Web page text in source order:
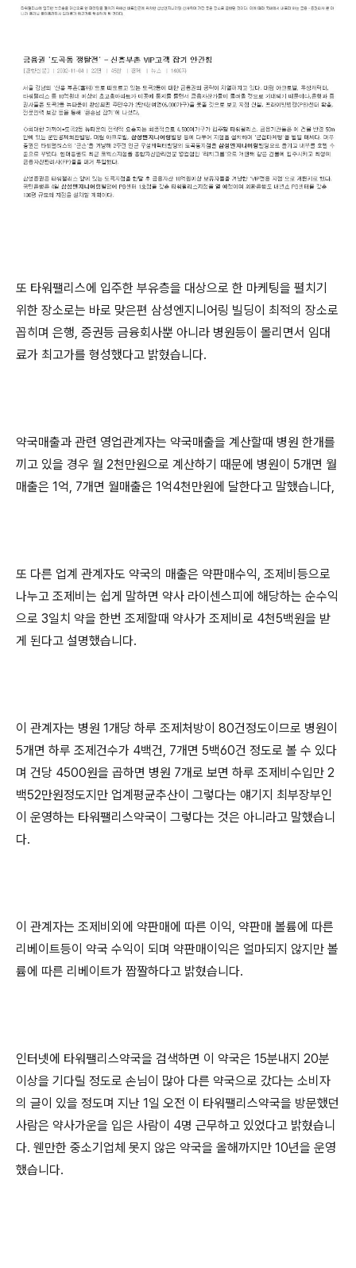
또 타워팰리스에 입주한 부유층을 대상으로 한 마케팅을 펼치기
위한 장소로는 바로 맞은편 삼성엔지니어링 빌딩이 최적의 장소로
꼽히며 은행, 증권등 금융회사뿐 아니라 병원등이 몰리면서 임대
료가 최고가를 형성했다고 밝혔습니다.
약국매출과 관련 영업관계자는 약국매출을 계산할때 병원 한개를
끼고 있을 경우 월 2천만원으로 계산하기 때문에 병원이 5개면 월
매출은 1억, 7개면 월매출은 1억4천만원에 달한다고 말했습니다,
또 다른 업계 관계자도 약국의 매출은 약판매수익, 조제비등으로
나누고 조제비는 쉽게 말하면 약사 라이센스피에 해당하는 순수익
으로 3일치 약을 한번 조제할때 약사가 조제비로 4천5백원을 받
게 된다고 설명했습니다.
이 관계자는 병원 1개당 하루 조제처방이 80건정도이므로 병원이
5개면 하루 조제건수가 4백건, 7개면 5백60건 정도로 볼 수 있다
며 건당 4500원을 곱하면 병원 7개로 보면 하루 조제비수입만 2
백52만원정도지만 업계평균추산이 그렇다는 얘기지 최부장부인
이 운영하는 타워팰리스약국이 그렇다는 것은 아니라고 말했습니
다.
이 관계자는 조제비외에 약판매에 따른 이익, 약판매 볼륨에 따른
리베이트등이 약국 수익이 되며 약판매이익은 얼마되지 않지만 볼
륨에 따른 리베이트가 짭짤하다고 밝혔습니다.
인터넷에 타워팰리스약국을 검색하면 이 약국은 15분내지 20분
이상을 기다릴 정도로 손님이 많아 다른 약국으로 갔다는 소비자
의 글이 있을 정도며 지난 1일 오전 이 타워팰리스약국을 방문했던
사람은 약사가운을 입은 사람이 4명 근무하고 있었다고 밝혔습니
다. 웬만한 중소기업체 못지 않은 약국을 올해까지만 10년을 운영
했습니다.